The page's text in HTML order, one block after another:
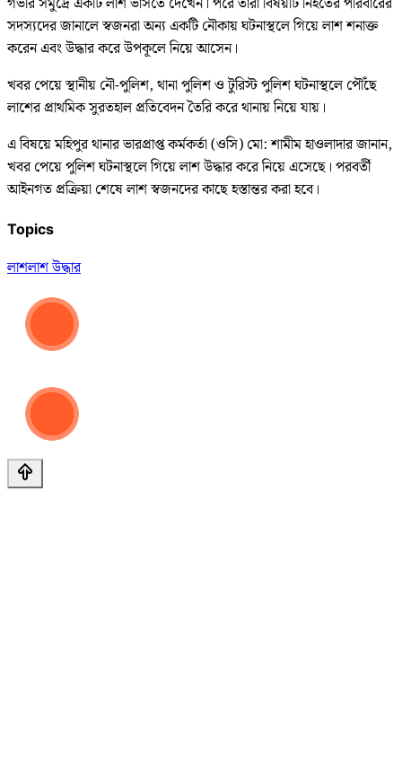
সদস্যদের জানালে স্বজনরা অন্য একটি নৌকায় ঘটনাস্থলে গিয়ে লাশ শনাক্ত
করেন এবং উদ্ধার করে উপকূলে নিয়ে আসেন।
খবর পেয়ে স্থানীয় নৌ-পুলিশ, থানা পুলিশ ও টুরিস্ট পুলিশ ঘটনাস্থলে পৌঁছে
লাশের প্রাথমিক সুরতহাল প্রতিবেদন তৈরি করে থানায় নিয়ে যায়।
এ বিষয়ে মহিপুর থানার ভারপ্রাপ্ত কর্মকর্তা (ওসি) মো: শামীম হাওলাদার জানান,
খবর পেয়ে পুলিশ ঘটনাস্থলে গিয়ে লাশ উদ্ধার করে নিয়ে এসেছে। পরবর্তী
আইনগত প্রক্রিয়া শেষে লাশ স্বজনদের কাছে হস্তান্তর করা হবে।
Topics
লাশলাশ উদ্ধার